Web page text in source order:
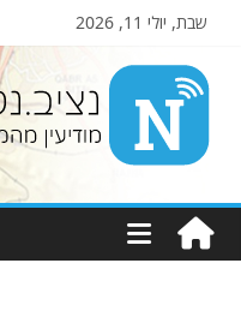
שבת, יולי 11, 2026
Nziv.net
מודיעין
מהמקורות